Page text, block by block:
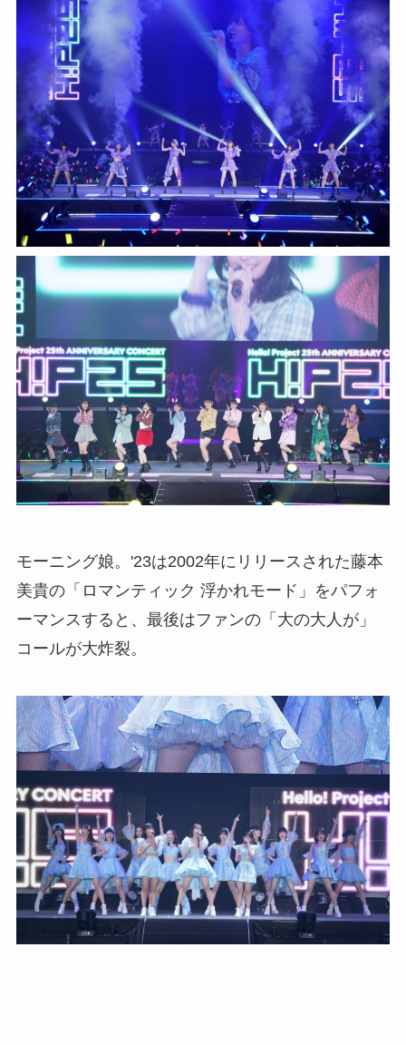
モーニング娘。'23は2002年にリリースされた藤本
美貴の「ロマンティック 浮かれモード」をパフォ
ーマンスすると、最後はファンの「大の大人が」
コールが大炸裂。